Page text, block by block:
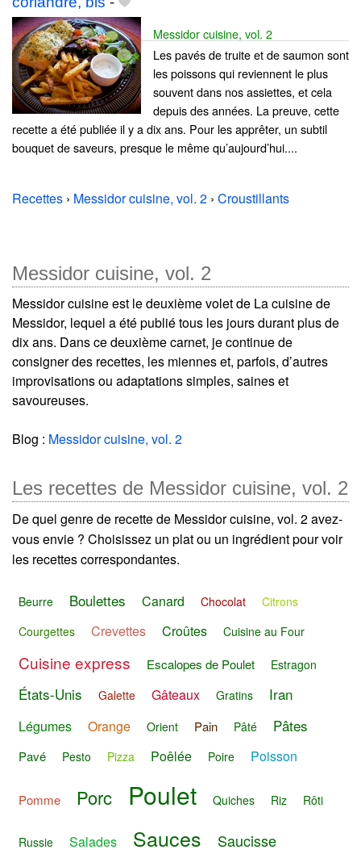
Messidor cuisine, vol. 2
Les pavés de truite et de saumon sont
les poissons qui reviennent le plus
souvent dans nos assiettes, et cela
depuis des années. La preuve, cette
recette a été publiée il y a dix ans. Pour les apprêter, un subtil
bouquet de saveurs, presque le même qu’aujourd’hui....
Recettes › Messidor cuisine, vol. 2 › Croustillants
Messidor cuisine, vol. 2
Messidor cuisine est le deuxième volet de La cuisine de
Messidor, lequel a été publié tous les jours durant plus de
dix ans. Dans ce deuxième carnet, je continue de
consigner des recettes, les miennes et, parfois, d’autres
improvisations ou adaptations simples, saines et
savoureuses.
Blog : Messidor cuisine, vol. 2
Les recettes de Messidor cuisine, vol. 2
De quel genre de recette de Messidor cuisine, vol. 2 avez-
vous envie ? Choisissez un plat ou un ingrédient pour voir
les recettes correspondantes.
Beurre Boulettes Canard Chocolat
Citrons
Courgettes
Crevettes Croûtes Cuisine au Four
Cuisine express Escalopes de Poulet Estragon
États-Unis Galette Gâteaux Gratins Iran
Légumes Orange Orient Pain Pâté Pâtes
Pavé Pesto Pizza Poêlée Poire Poisson
Pomme Porc Poulet Quiches Riz Rôti
Russie Salades Sauces Saucisse